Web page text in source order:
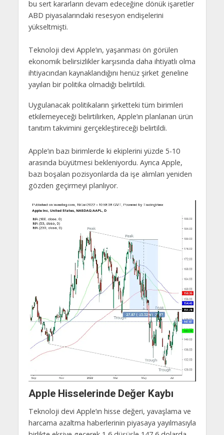
bu sert kararların devam edeceğine dönük işaretler
ABD piyasalarındaki resesyon endişelerini
yükseltmişti.
Teknoloji devi Apple’ın, yaşanması ön görülen
ekonomik belirsizlikler karşısında daha ihtiyatlı olma
ihtiyacından kaynaklandığını henüz şirket geneline
yayılan bir politika olmadığı belirtildi.
Uygulanacak politikaların şirketteki tüm birimleri
etkilemeyeceği belirtilirken, Apple’ın planlanan ürün
tanıtım takvimini gerçekleştireceği belirtildi.
Apple’ın bazı birimlerde ki ekiplerini yüzde 5-10
arasında büyütmesi bekleniyordu. Ayrıca Apple,
bazı boşalan pozisyonlarda da işe alımları yeniden
gözden geçirmeyi planlıyor.
Apple Hisselerinde Değer Kaybı
Teknoloji devi Apple’ın hisse değeri, yavaşlama ve
harcama azaltma haberlerinin piyasaya yayılmasıyla